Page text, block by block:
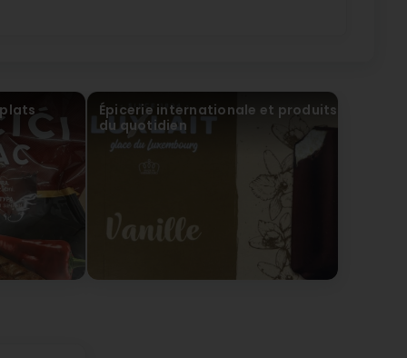
Épicerie internationale et produits
du quotidien